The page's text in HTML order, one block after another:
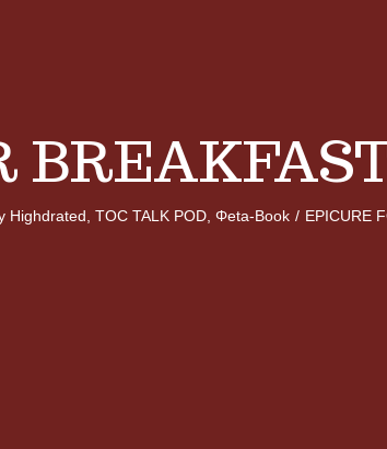
Highdrated TOC TALK POD Φeta-Book / EPICURE